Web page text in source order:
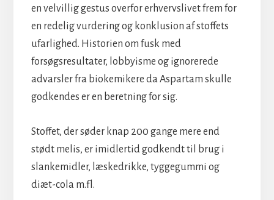
en velvillig gestus overfor erhvervslivet frem for
en redelig vurdering og konklusion af stoffets
ufarlighed. Historien om fusk med
forsøgsresultater, lobbyisme og ignorerede
advarsler fra biokemikere da Aspartam skulle
godkendes er en beretning for sig.
Stoffet, der søder knap 200 gange mere end
stødt melis, er imidlertid godkendt til brug i
slankemidler, læskedrikke, tyggegummi og
diæt-cola m.fl.